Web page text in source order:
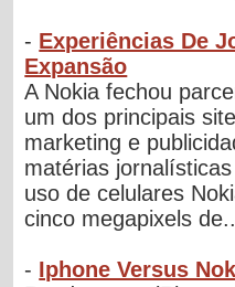
- Experiências De
Expansão
A Nokia fechou
um dos principais
marketing e
matérias
uso de celulares
cinco megapixels
- Iphone Versus